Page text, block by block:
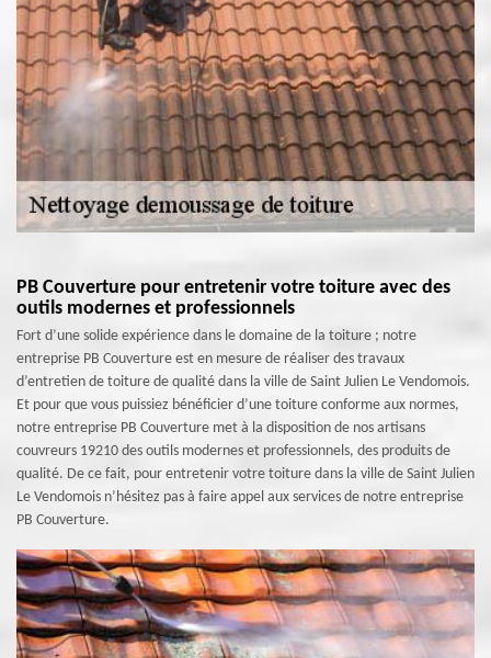
PB Couverture pour entretenir votre toiture avec des
outils modernes et professionnels
Fort d’une solide expérience dans le domaine de la toiture ; notre
entreprise PB Couverture est en mesure de réaliser des travaux
d’entretien de toiture de qualité dans la ville de Saint Julien Le Vendomois.
Et pour que vous puissiez bénéficier d’une toiture conforme aux normes,
notre entreprise PB Couverture met à la disposition de nos artisans
couvreurs 19210 des outils modernes et professionnels, des produits de
qualité. De ce fait, pour entretenir votre toiture dans la ville de Saint Julien
Le Vendomois n’hésitez pas à faire appel aux services de notre entreprise
PB Couverture.